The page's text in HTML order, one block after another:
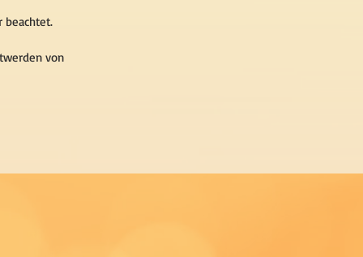
beachtet.
von